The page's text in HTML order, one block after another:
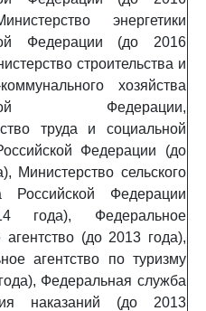
энергетики
Федерации (до 2016
строительства и
хозяйства
Федерации,
труда и социальной
Федерации (до
Министерство сельского
Российской Федерации
года), Федеральное
агентство (до 2013 года),
агентство по туризму
Федеральная служба
наказаний (до 2013